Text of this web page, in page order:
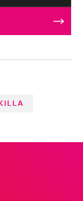
Il rapper
indagato
un atto